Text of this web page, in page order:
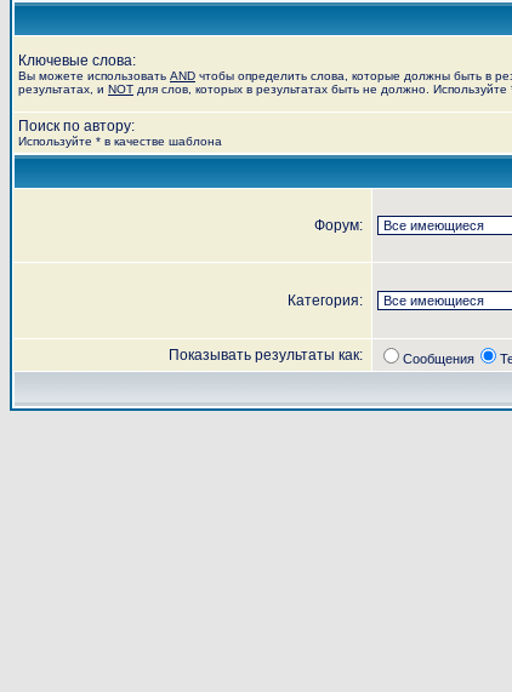
Ключевые слова:
Вы можете использовать AND чтобы определить слова, которые должны быть в
результатах, и NOT для слов, которых в результатах быть не должно.
Поиск по автору:
Используйте * в качестве шаблона
Форум:
Категория:
Показывать результаты как: Сообщения